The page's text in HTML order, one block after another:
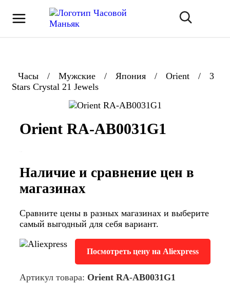
Часы / Мужские / Япония / Orient /
3
Stars Crystal 21 Jewels
Orient RA-AB0031G1
Наличие и сравнение цен в
магазинах
Сравните цены в разных магазинах и выберите
самый выгодный для себя вариант.
Посмотреть цену на Aliexpress
Артикул товара: Orient RA-AB0031G1